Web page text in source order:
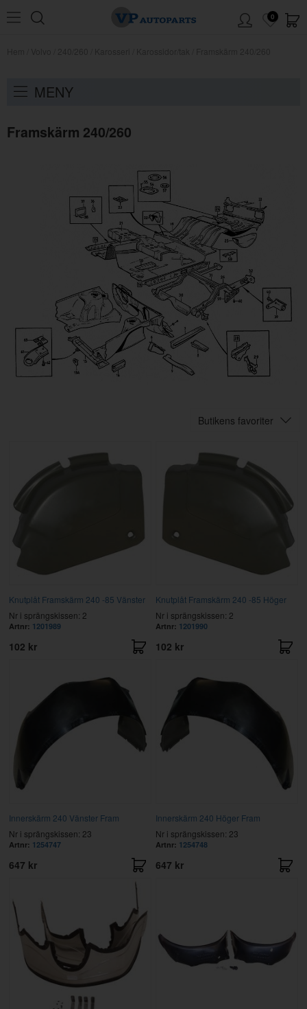
0
MENY
Framskärm 240/260
Butikens favoriter
Knutplåt Framskärm 240 -85 Vänster
Nr i sprängskissen: 2
Artnr: 1201989
102 kr
Knutplåt Framskärm 240 -85 Höger
Nr i sprängskissen: 2
Artnr: 1201990
102 kr
Innerskärm 240 Vänster Fram
Nr i sprängskissen: 23
Artnr: 1254747
647 kr
Innerskärm 240 Höger Fram
Nr i sprängskissen: 23
Artnr: 1254748
647 kr